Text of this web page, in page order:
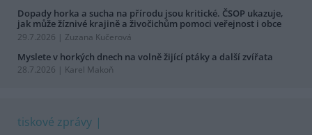
Dopady horka a sucha na přírodu jsou kritické. ČSOP ukazuje,
jak může žíznivé krajině a živočichům pomoci veřejnost i obce
29.7.2026 | Zuzana Kučerová
Myslete v horkých dnech na volně žijící ptáky a další zvířata
28.7.2026 | Karel Makoň
tiskové zprávy